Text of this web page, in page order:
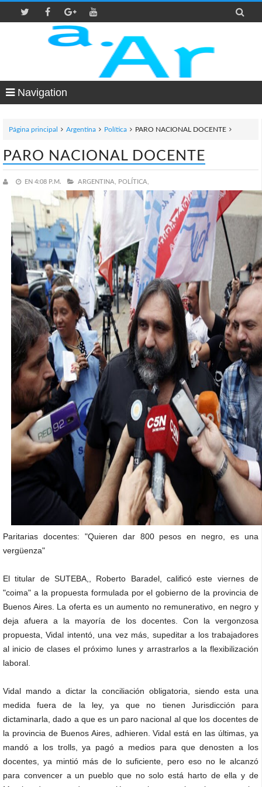

Navigation
Página principal Argentina Política PARO NACIONAL DOCENTE
PARO NACIONAL DOCENTE
EN 4:08 P.M. ARGENTINA, POLÍTICA,
Paritarias docentes: "Quieren dar 800 pesos en negro, es una
vergüenza"
El titular de SUTEBA,, Roberto Baradel, calificó este viernes de
"coima" a la propuesta formulada por el gobierno de la provincia de
Buenos Aires. La oferta es un aumento no remunerativo, en negro y
deja afuera a la mayoría de los docentes. Con la vergonzosa
propuesta, Vidal intentó, una vez más, supeditar a los trabajadores
al inicio de clases el próximo lunes y arrastrarlos a la flexibilización
laboral.
Vidal mando a dictar la conciliación obligatoria, siendo esta una
medida fuera de la ley, ya que no tienen Jurisdicción para
dictaminarla, dado a que es un paro nacional al que los docentes de
la provincia de Buenos Aires, adhieren. Vidal está en las últimas, ya
mandó a los trolls, ya pagó a medios para que denosten a los
docentes, ya mintió más de lo suficiente, pero eso no le alcanzó
para convencer a un pueblo que no solo está harto de ella y de